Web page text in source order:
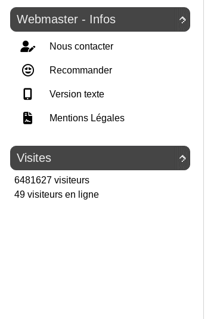

Webmaster - Infos
Nous contacter
Recommander
Version texte
Mentions Légales

Visites
6481627 visiteurs
49 visiteurs en ligne